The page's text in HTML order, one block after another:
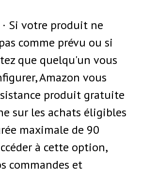
Si votre produit ne
comme prévu ou si
que quelqu'un vous
Amazon vous
produit gratuite
sur les achats éligibles
maximale de 90
à cette option,
commandes et